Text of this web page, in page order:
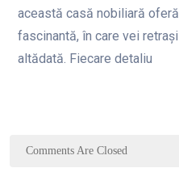
această casă nobiliară
fascinantă, în care vei
altădată. Fiecare detaliu
Comments Are Closed